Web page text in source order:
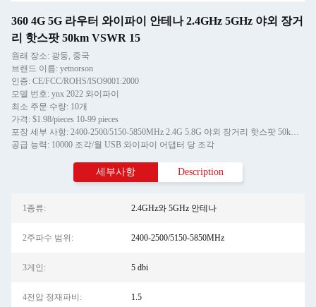
360 4G 5G 라우터 와이파이 안테나 2.4GHz 5GHz 야외 장거
리 핫스팟 50km VSWR 15
원래 장소: 광둥, 중국
브랜드 이름: yetnorson
인증: CE/FCC/ROHS/ISO9001:2000
모델 번호: ynx 2022 와이파이
최소 주문 수량: 10개
가격: $1.98/pieces 10-99 pieces
포장 세부 사항: 2400-2500/5150-5850MHz 2.4G 5.8G 야외 장거리 핫스팟 50km 360 4g 5g 라우터 wifi 안테나의 1pcs 안테나 PE 가방 판매
공급 능력: 10000 조각/월 USB 와이파이 어댑터 당 조각
세부사항 Description
1종류: 2.4GHz와 5GHz 안테나
2주파수 범위: 2400-2500/5150-5850MHz
3게인: 5 dbi
4전압 정재파비: 1.5